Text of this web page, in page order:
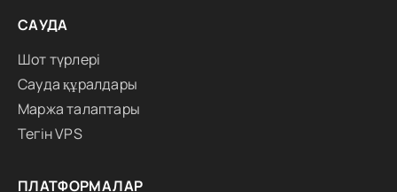
САУДА
Шот түрлері
Сауда құралдары
Маржа талаптары
Тегін VPS
ПЛАТФОРМАЛАР